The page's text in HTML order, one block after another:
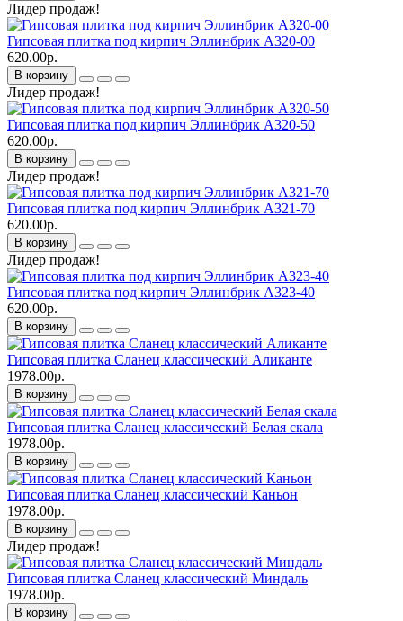
Лидер продаж!
Гипсовая плитка под кирпич Эллинбрик A320-00
620.00р.
В корзину
Лидер продаж!
Гипсовая плитка под кирпич Эллинбрик A320-50
620.00р.
В корзину
Лидер продаж!
Гипсовая плитка под кирпич Эллинбрик A321-70
620.00р.
В корзину
Лидер продаж!
Гипсовая плитка под кирпич Эллинбрик A323-40
620.00р.
В корзину
Гипсовая плитка Сланец классический Аликанте
1978.00р.
В корзину
Гипсовая плитка Сланец классический Белая скала
1978.00р.
В корзину
Гипсовая плитка Сланец классический Каньон
1978.00р.
В корзину
Лидер продаж!
Гипсовая плитка Сланец классический Миндаль
1978.00р.
В корзину